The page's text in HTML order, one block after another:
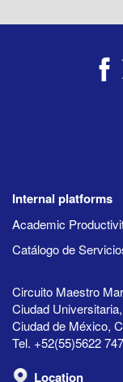
Internal platforms
Academic
Catálogo de
Circuito Maestro
Ciudad
Ciudad de México,
Tel. +52(55)5622
Location